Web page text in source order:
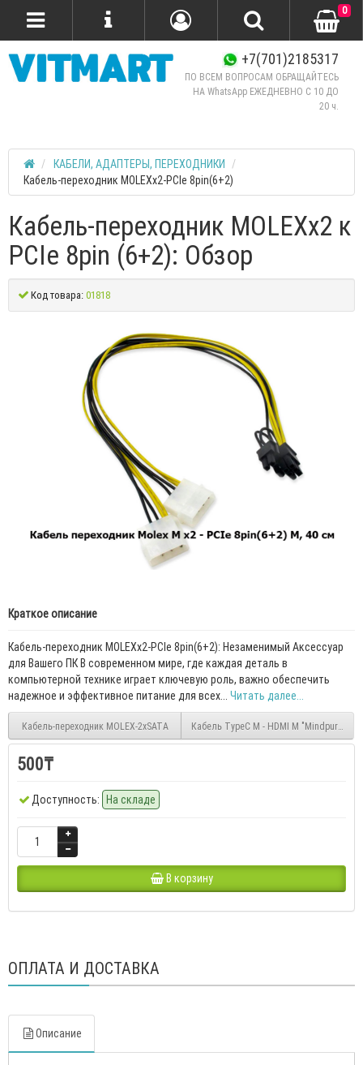
+7(701)2185317
ПО ВСЕМ ВОПРОСАМ ОБРАЩАЙТЕСЬ
НА WhatsApp ЕЖЕДНЕВНО C 10 ДО
20 ч.
0
КАБЕЛИ, АДАПТЕРЫ, ПЕРЕХОДНИКИ
Кабель-переходник MOLEXх2-PCIe 8pin(6+2)
Кабель-переходник MOLEXх2 к
PCIe 8pin (6+2): Обзор
Код товара:01818
Краткое описание
Кабель-переходник MOLEXх2-PCIe 8pin(6+2): Незаменимый Аксессуар
для Вашего ПК В современном мире, где каждая деталь в
компьютерной технике играет ключевую роль, важно обеспечить
надежное и эффективное питание для всех... Читать далее...
Кабель-переходник MOLEX-2xSATA Кабель TypeC M - HDMI M
500₸
Доступность: На складе
В корзину
ОПЛАТА И ДОСТАВКА
Описание